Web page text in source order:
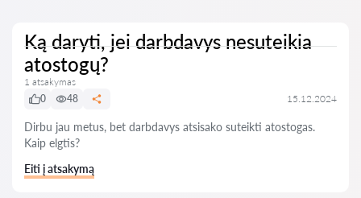
Ką daryti, jei darbdavys nesuteikia
atostogų?
1 atsakymas
0
48 15.12.2024
Dirbu jau metus, bet darbdavys atsisako suteikti atostogas.
Kaip elgtis?
Eiti į atsakymą